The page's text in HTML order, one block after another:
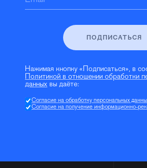
ПОДПИСАТЬСЯ
Нажимая кнопку «Подписаться», в
Политикой в отношении обработки
данных вы даёте:
Согласие на обработку персональных
Согласие на получение информационно-